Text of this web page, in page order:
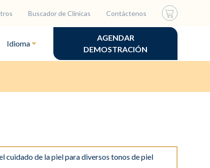
Buscador de Clínicas Contáctenos
Idioma
AGENDAR
DEMOSTRACIÓN